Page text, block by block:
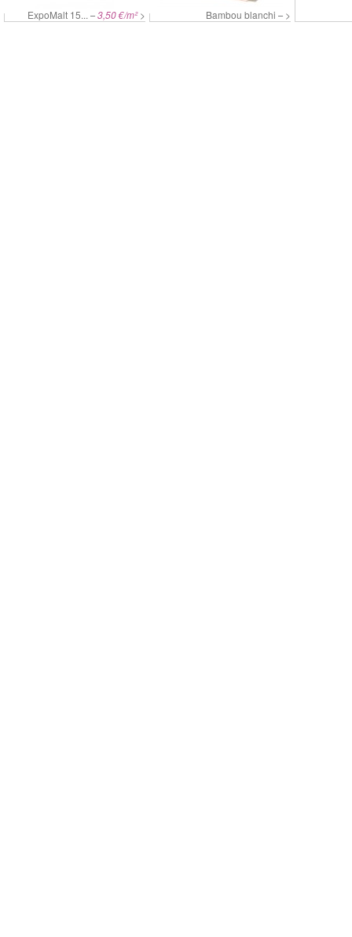
ExpoMalt 15... –3,50 €/m² > Bambou blanchi – >